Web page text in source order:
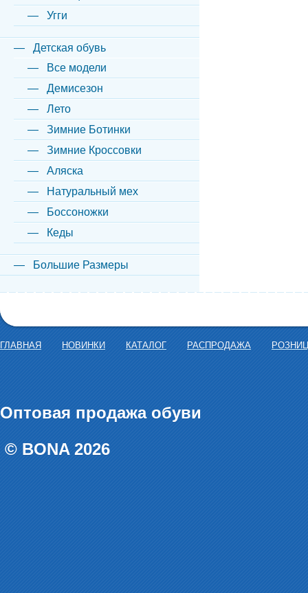
Угги
Детская обувь
Все модели
Демисезон
Лето
Зимние Ботинки
Зимние Кроссовки
Аляска
Натуральный мех
Боссоножки
Кеды
Большие Размеры
ГЛАВНАЯ НОВИНКИ КАТАЛОГ РАСПРОДАЖА
Оптовая продажа обуви
© BONA 2026